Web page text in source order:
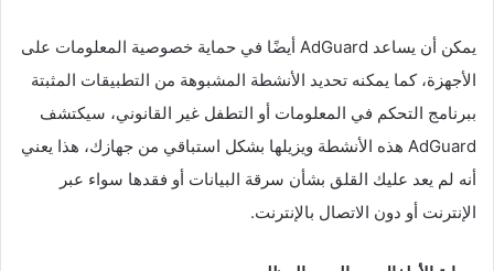
يمكن أن يساعد AdGuard أيضًا في حماية خصوصية المعلومات على
الأجهزة، كما يمكنه تحديد الأنشطة المشبوهة من التطبيقات المثبتة
ببرنامج التحكم في المعلومات أو التطفل غير القانوني، سيكتشف
AdGuard هذه الأنشطة ويزيلها بشكل استباقي من جهازك، هذا يعني
أنه لم يعد عليك القلق بشأن سرقة البيانات أو فقدها سواء عبر
الإنترنت أو دون الاتصال بالإنترنت.